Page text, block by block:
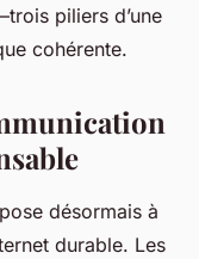
piliers d’une
cohérente.
désormais à
durable. Les